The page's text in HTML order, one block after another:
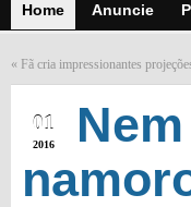
Home Anuncie
« Fã cria impressionantes
01
2016